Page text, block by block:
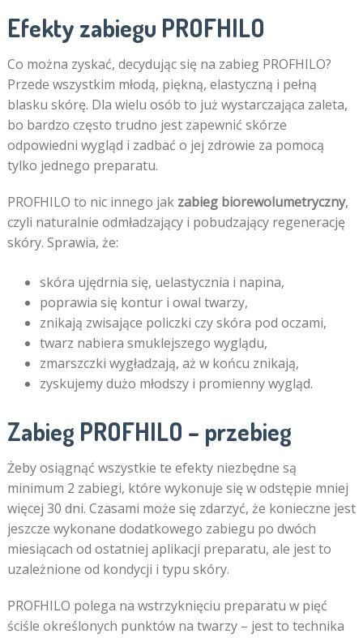
Efekty zabiegu PROFHILO
Co można zyskać, decydując się na zabieg PROFHILO?
Przede wszystkim młodą, piękną, elastyczną i pełną
blasku skórę. Dla wielu osób to już wystarczająca zaleta,
bo bardzo często trudno jest zapewnić skórze
odpowiedni wygląd i zadbać o jej zdrowie za pomocą
tylko jednego preparatu.
PROFHILO to nic innego jak zabieg biorewolumetryczny,
czyli naturalnie odmładzający i pobudzający regenerację
skóry. Sprawia, że:
skóra ujędrnia się, uelastycznia i napina,
poprawia się kontur i owal twarzy,
znikają zwisające policzki czy skóra pod oczami,
twarz nabiera smuklejszego wyglądu,
zmarszczki wygładzają, aż w końcu znikają,
zyskujemy dużo młodszy i promienny wygląd.
Zabieg PROFHILO – przebieg
Żeby osiągnąć wszystkie te efekty niezbędne są
minimum 2 zabiegi, które wykonuje się w odstępie mniej
więcej 30 dni. Czasami może się zdarzyć, że konieczne jest
jeszcze wykonane dodatkowego zabiegu po dwóch
miesiącach od ostatniej aplikacji preparatu, ale jest to
uzależnione od kondycji i typu skóry.
PROFHILO polega na wstrzyknięciu preparatu w pięć
ściśle określonych punktów na twarzy – jest to technika